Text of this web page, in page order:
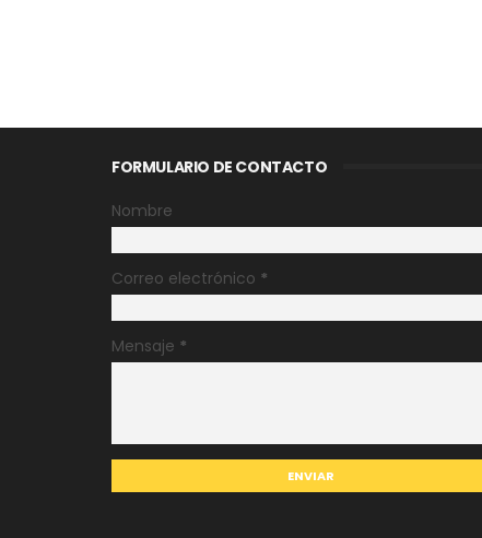
FORMULARIO DE CONTACTO
Nombre
Correo electrónico *
Mensaje *